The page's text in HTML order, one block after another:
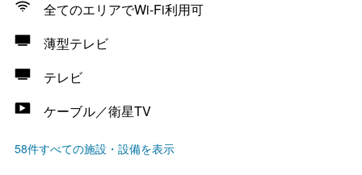
全てのエリアでWi-Fi利用可
薄型テレビ
テレビ
ケーブル／衛星TV
58件すべての施設・設備を表示